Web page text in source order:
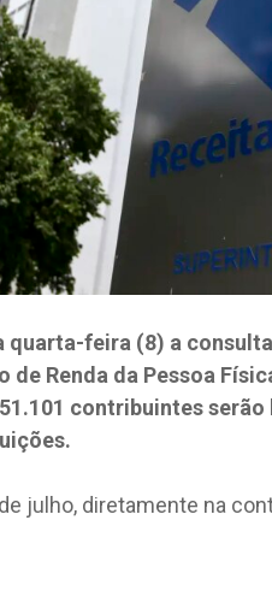
quarta-feira (8) a
Renda da Pessoa
contribuintes
julho, diretamente na